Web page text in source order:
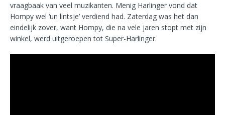
vraagbaak van veel muzikanten. Menig Harlinger vond dat
Hompy wel ‘un lintsje’ verdiend had. Zaterdag was het dan
eindelijk zover, want Hompy, die na vele jaren stopt met zijn
winkel, werd uitgeroepen tot Super-Harlinger.